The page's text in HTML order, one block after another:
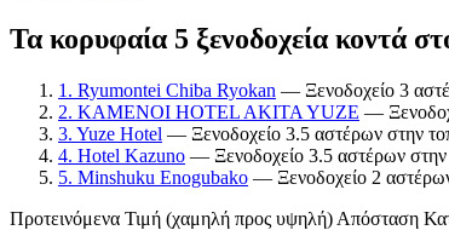
Τα κορυφαία 5 ξενοδοχεία κοντά
1. Ryumontei Chiba Ryokan — Ξενοδοχείο 3
2. KAMENOI HOTEL AKITA YUZE —
3. Yuze Hotel — Ξενοδοχείο 3.5 αστέρων στην
4. Hotel Kazuno — Ξενοδοχείο 3.5 αστέρων
5. Minshuku Enogubako — Ξενοδοχείο 2
Προτεινόμενα Τιμή (χαμηλή προς υψηλή) Απόσταση